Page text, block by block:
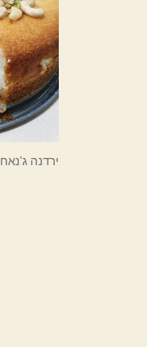
ירדנה ג'נאח